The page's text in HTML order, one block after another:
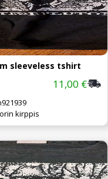
sleeveless tshirt
11,00 €
kirppis